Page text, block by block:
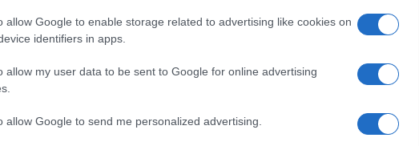
allow Google to enable storage related to advertising like cookies on
identifiers in apps.
allow my user data to be sent to Google for online advertising
allow Google to send me personalized advertising.
i neonati mostrano riflessi primitivi, come il
che risultano cruciali per la loro
il